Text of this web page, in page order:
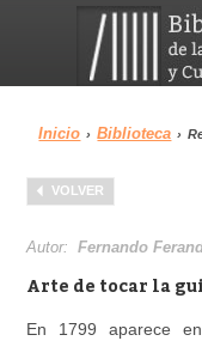
Menu
Biblioteca
Inicio › Biblioteca ›
VOLVER
Autor:Fernando
Arte de tocar la
En 1799 aparece